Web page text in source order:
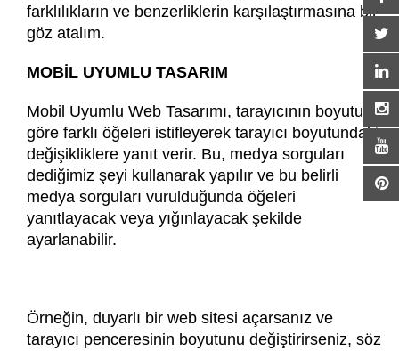
farklılıkların ve benzerliklerin karşılaştırmasına bir
göz atalım.
MOBİL UYUMLU TASARIM
Mobil Uyumlu Web Tasarımı, tarayıcının boyutuna
göre farklı öğeleri istifleyerek tarayıcı boyutundaki
değişikliklere yanıt verir. Bu, medya sorguları
dediğimiz şeyi kullanarak yapılır ve bu belirli
medya sorguları vurulduğunda öğeleri
yanıtlayacak veya yığınlayacak şekilde
ayarlanabilir.
Örneğin, duyarlı bir web sitesi açarsanız ve
tarayıcı penceresinin boyutunu değiştirirseniz, söz